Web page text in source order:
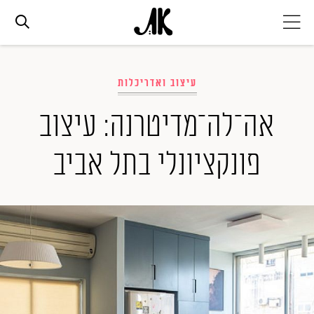
אופנה
ביוטי
סלבס
ערוצים נוספים
המגזין
עיצוב ואדריכלות
אה־לה־מדיטרנה: עיצוב
פונקציונלי בתל אביב